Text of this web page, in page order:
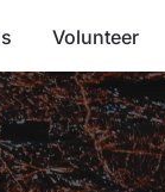
Volunteer